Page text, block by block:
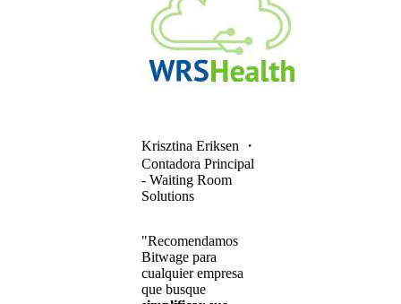
Krisztina Eriksen ・
Contadora Principal
- Waiting Room
Solutions
"Recomendamos
Bitwage para
cualquier empresa
que busque